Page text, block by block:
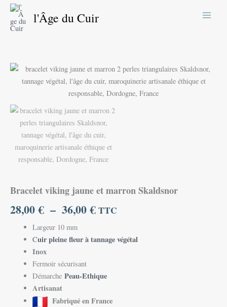
Aller
contenu
l'Âge du Cuir
Bracelet viking jaune et marron Skaldsnor
28,00€ – 36,00€
Plage
de
prix :
28,00 €
à
36,00 €
TTC
Largeur 10 mm
Cuir pleine fleur à tannage végétal
Inox
Fermoir sécurisant
Démarche Peau-Ethique
Artisanat
Fabriqué en France
quantité
jaune
marron
Skaldsnor